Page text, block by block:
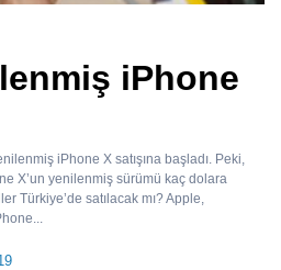
iPhone
iPhone X satışına başladı. Peki,
X’un yenilenmiş sürümü kaç dolara
Türkiye’de satılacak mı? Apple,